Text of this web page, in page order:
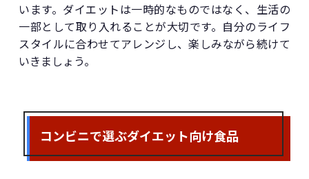
います。ダイエットは一時的なものではなく、生活の
一部として取り入れることが大切です。自分のライフ
スタイルに合わせてアレンジし、楽しみながら続けて
いきましょう。
コンビニで選ぶダイエット向け食品